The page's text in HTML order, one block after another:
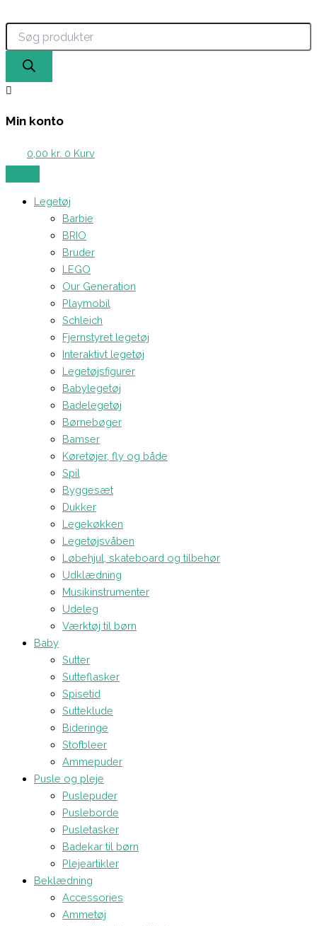
til
indholdet
search
Min konto
0,00 kr. 0 Kurv
Legetøj
Barbie
BRIO
Bruder
LEGO
Our Generation
Playmobil
Schleich
Fjernstyret legetøj
Interaktivt legetøj
Legetøjsfigurer
Babylegetøj
Badelegetøj
Børnebøger
Bamser
Køretøjer, fly og både
Spil
Byggesæt
Dukker
Legekøkken
Legetøjsvåben
Løbehjul, skateboard og tilbehør
Udklædning
Musikinstrumenter
Udeleg
Værktøj til børn
Baby
Sutter
Sutteflasker
Spisetid
Sutteklude
Bideringe
Stofbleer
Ammepuder
Pusle og pleje
Puslepuder
Pusleborde
Pusletasker
Badekar til børn
Plejeartikler
Beklædning
Accessories
Ammetøj